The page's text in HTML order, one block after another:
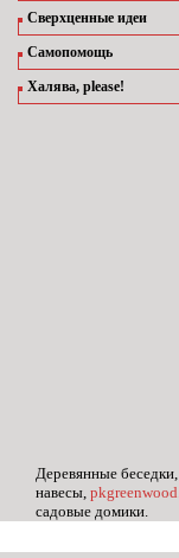
Сверхценные идеи
Самопомощь
Халява, please!
Деревянные беседки,
навесы,
садовые домики.